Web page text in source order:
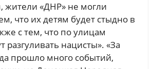
жители «ДНР» не могли
что их детям будет стыдно в
с тем, что по улицам
разгуливать нацисты». «За
прошло много событий,